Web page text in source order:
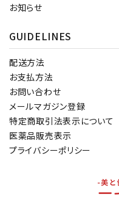
お知らせ
GUIDELINES
配送方法
お支払方法
お問い合わせ
メールマガジン登録
特定商取引法表示について
医薬品販売表示
プライバシーポリシー